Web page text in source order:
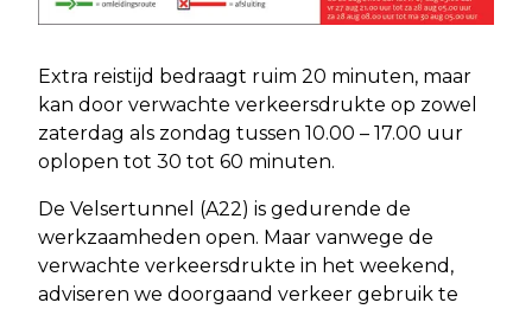
Extra reistijd bedraagt ruim 20 minuten, maar
kan door verwachte verkeersdrukte op zowel
zaterdag als zondag tussen 10.00 – 17.00 uur
oplopen tot 30 tot 60 minuten.
De Velsertunnel (A22) is gedurende de
werkzaamheden open. Maar vanwege de
verwachte verkeersdrukte in het weekend,
adviseren we doorgaand verkeer gebruik te